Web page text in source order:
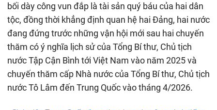
bối dày công vun đắp là tài sản quý báu của hai dân
tộc, đồng thời khẳng định quan hệ hai Đảng, hai nước
đang đứng trước những vận hội mới sau hai chuyến
thăm có ý nghĩa lịch sử của Tổng Bí thư, Chủ tịch
nước Tập Cận Bình tới Việt Nam vào năm 2025 và
chuyến thăm cấp Nhà nước của Tổng Bí thư, Chủ tịch
nước Tô Lâm đến Trung Quốc vào tháng 4/2026.